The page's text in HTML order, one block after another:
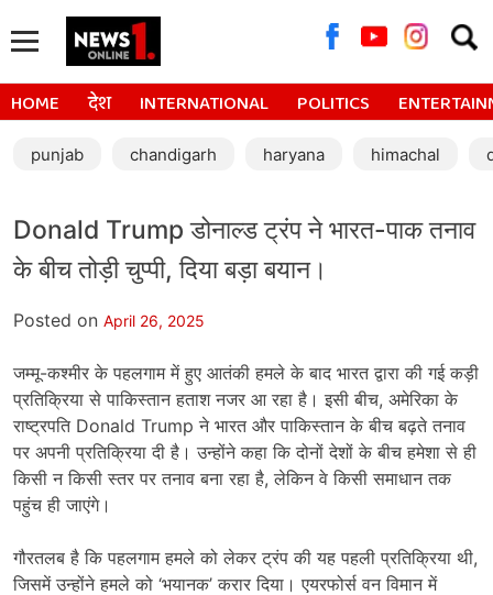
for:
HOME देश INTERNATIONAL POLITICS
punjab chandigarh haryana himachal
Donald Trump डोनाल्ड ट्रंप ने भारत-पाक तनाव
के बीच तोड़ी चुप्पी, दिया बड़ा बयान।
Posted on April 26, 2025
जम्मू-कश्मीर के पहलगाम में हुए आतंकी हमले के बाद भारत द्वारा की गई कड़ी
प्रतिक्रिया से पाकिस्तान हताश नजर आ रहा है। इसी बीच, अमेरिका के
राष्ट्रपति Donald Trump ने भारत और पाकिस्तान के बीच बढ़ते तनाव
पर अपनी प्रतिक्रिया दी है। उन्होंने कहा कि दोनों देशों के बीच हमेशा से ही
किसी न किसी स्तर पर तनाव बना रहा है, लेकिन वे किसी समाधान तक
पहुंच ही जाएंगे।
गौरतलब है कि पहलगाम हमले को लेकर ट्रंप की यह पहली प्रतिक्रिया थी,
जिसमें उन्होंने हमले को ‘भयानक’ करार दिया। एयरफोर्स वन विमान में